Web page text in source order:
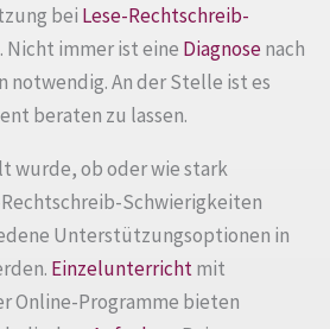
bei Lese-Rechtschreib-
Nicht immer ist eine Diagnosenach
notwendig. An der Stelle ist es
beraten zu lassen.
wurde, ob oder wie stark
Schwierigkeiten
Unterstützungsoptionen in
Einzelunterrichtmit
Online-Programme bieten